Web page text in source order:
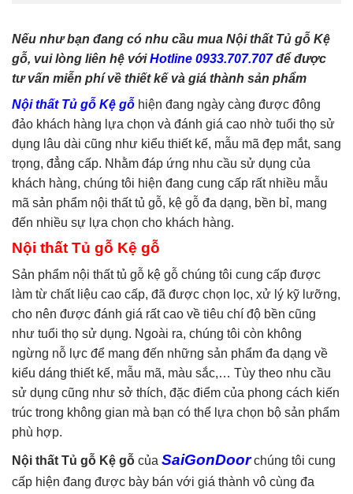
Nếu như bạn đang có nhu cầu mua Nội thất Tủ gỗ Kệ
gỗ, vui lòng liên hệ vớiHotline 0933.707.707để được
tư vấn miễn phí về thiết kế và giá thành sản phẩm
Nội thất Tủ gỗ Kệ gỗ hiện đang ngày càng được đông
đảo khách hàng lựa chọn và đánh giá cao nhờ tuổi thọ sử
dụng lâu dài cũng như kiểu thiết kế, mẫu mã đẹp mắt, sang
trọng, đẳng cấp. Nhằm đáp ứng nhu cầu sử dụng của
khách hàng, chúng tôi hiện đang cung cấp rất nhiều mẫu
mã sản phẩm nội thất tủ gỗ, kệ gỗ đa dạng, bền bỉ, mang
đến nhiều sự lựa chọn cho khách hàng.
Nội thất Tủ gỗ Kệ gỗ
Sản phẩm nội thất tủ gỗ kệ gỗ chúng tôi cung cấp được
làm từ chất liệu cao cấp, đã được chọn lọc, xử lý kỹ lưỡng,
cho nên được đánh giá rất cao về tiêu chí độ bền cũng
như tuổi thọ sử dụng. Ngoài ra, chúng tôi còn không
ngừng nỗ lực để mang đến những sản phẩm đa dạng về
kiểu dáng thiết kế, mẫu mã, màu sắc,… Tùy theo nhu cầu
sử dụng cũng như sở thích, đặc điểm của phong cách kiến
trúc trong không gian mà bạn có thể lựa chọn bộ sản phẩm
phù hợp.
Nội thất Tủ gỗ Kệ gỗ của SaiGonDoorchúng tôi cung
cấp hiện đang được bày bán với giá thành vô cùng đa